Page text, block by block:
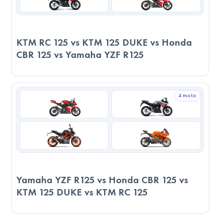
açısından birbirine yakın seviyelerde olup farklı kullanım
daha uygun bir konfor sunar. 2024 RKS SRV125 ise 72cm
sele yüksekliği ile ortalama boydaki sürücüler için daha
ergonomik bir sürüş sağlar.
6. Kullanım Alanları
2023 Yamaha YZF R125, Süpersport türünde bir motosiklet
olarak yüksek performans ve hız arayan kullanıcılar için
tasarlanmıştır. Aerodinamik yapısı ve güçlü motoru ile pist
arayan kullanıcılar için idealdir. Uzun yolculuklar ve keyif
sürüşleri için mükemmel bir seçimdir.
KTM RC 125 vs KTM 125 DUKE vs Honda
CBR 125 vs Yamaha YZF R125
4 moto
Yamaha YZF R125 vs Honda CBR 125 vs
KTM 125 DUKE vs KTM RC 125